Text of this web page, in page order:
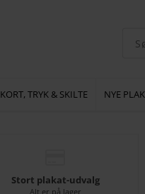
KORT, TRYK & SKILTE NYE
Stort plakat-udvalg
Alt er på lager